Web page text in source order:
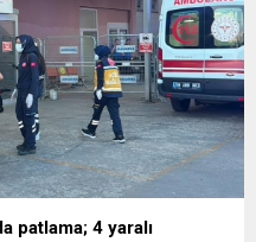
patlama; 4 yaralı